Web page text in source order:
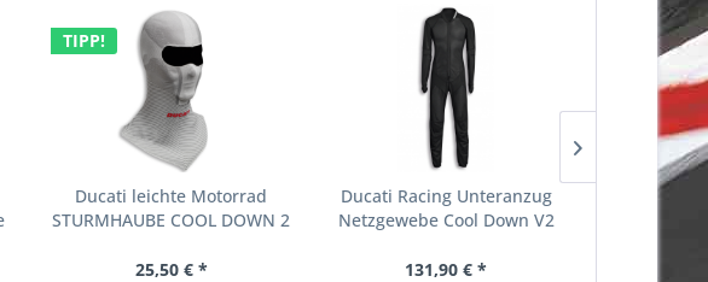
TIPP!
Ducati leichte Motorrad
STURMHAUBE COOL DOWN 2
25,50 € *
Ducati Racing Unteranzug
Netzgewebe Cool Down V2
131,90 € *